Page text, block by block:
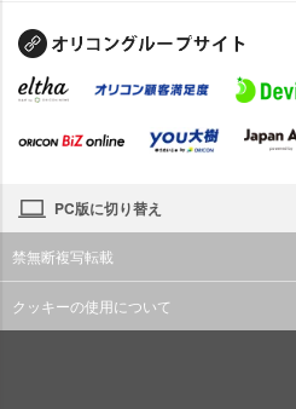
PC版に切り替え
禁無断複写転載
クッキーの使用について